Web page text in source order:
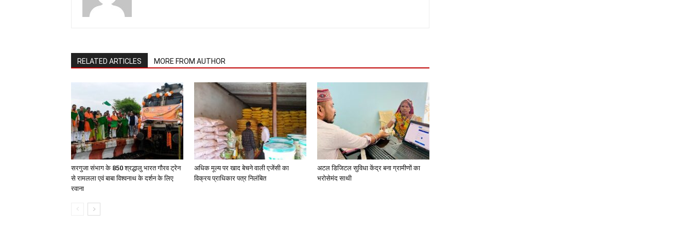
RELATED ARTICLES MORE FROM AUTHOR
सरगुजा संभाग के 850 श्रद्धालु भारत गौरव ट्रेन
से रामलला एवं बाबा विश्वनाथ के दर्शन के लिए
रवाना
अधिक मूल्य पर खाद बेचने वाली एजेंसी का
विक्रय प्राधिकार पत्र निलंबित
अटल डिजिटल सुविधा केंद्र बना ग्रामीणों का
भरोसेमंद साथी